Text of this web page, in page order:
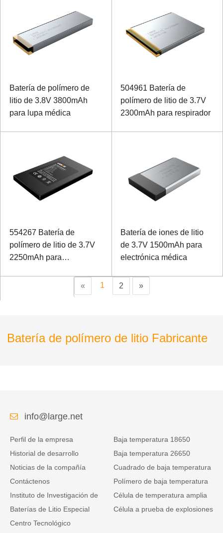
Batería de polímero de
litio de 3.8V 3800mAh
para lupa médica
504961 Batería de
polímero de litio de 3.7V
2300mAh para respirador
554267 Batería de
polímero de litio de 3.7V
2250mAh para
Batería de iones de litio
de 3.7V 1500mAh para
electrónica médica
« 1 2 »
Batería de polímero de litio Fabricante
info@large.net
Perfil de la empresa
Historial de desarrollo
Noticias de la compañía
Contáctenos
Instituto de Investigación de
Baterías de Litio Especial
Centro Tecnológico
Baja temperatura 18650
Baja temperatura 26650
Cuadrado de baja temperatura
Polímero de baja temperatura
Célula de temperatura amplia
Célula a prueba de explosiones